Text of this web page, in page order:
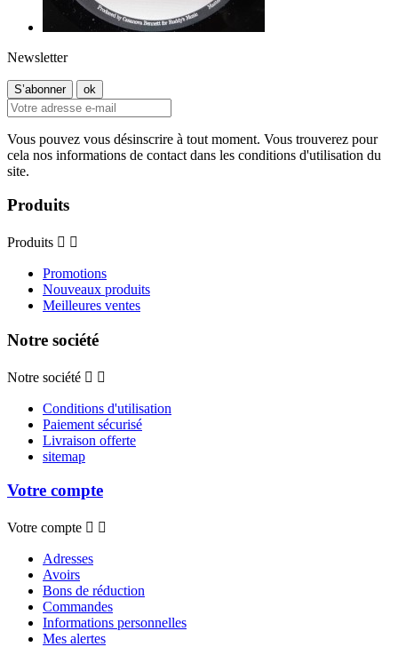
Newsletter
Vous pouvez vous désinscrire à tout moment. Vous trouverez pour
cela nos informations de contact dans les conditions d'utilisation du
site.
Produits
Produits  
Promotions
Nouveaux produits
Meilleures ventes
Notre société
Notre société  
Conditions d'utilisation
Paiement sécurisé
Livraison offerte
sitemap
Votre compte
Votre compte  
Adresses
Avoirs
Bons de réduction
Commandes
Informations personnelles
Mes alertes